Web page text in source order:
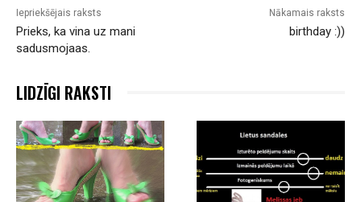
Iepriekšējais raksts
Prieks, ka vina uz mani
sadusmojaas.
Nākamais raksts
birthday :))
LIDZĪGI RAKSTI